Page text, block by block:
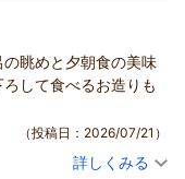
で合計三台で来てい
た。フロントに告げ
クイン時に車のナン
はず。この対応だけ
込)
眺めと夕朝食の美味
して食べるお造りも
（投稿日：2026/07/21）
詳しくみる